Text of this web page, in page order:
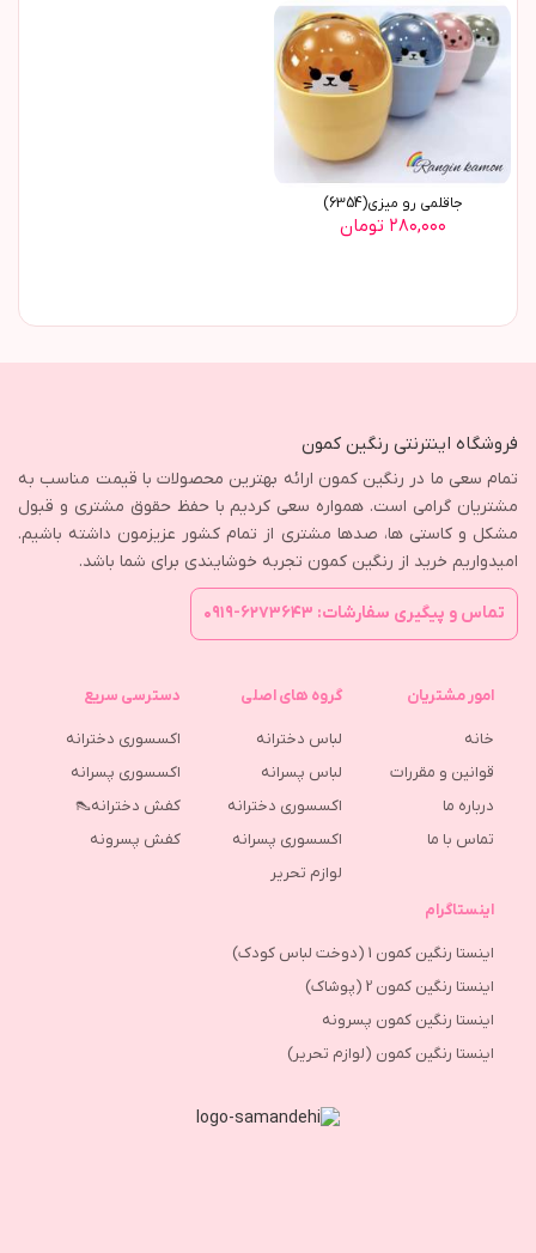
جاقلمی رو میزی(6354)
۲۸۰,۰۰۰ تومان
فروشگاه اینترنتی رنگین کمون
تمام سعی ما در رنگین کمون ارائه بهترین محصولات با قیمت مناسب به
مشتریان گرامی است. همواره سعی کردیم با حفظ حقوق مشتری و قبول
مشکل و کاستی ها، صدها مشتری از تمام کشور عزیزمون داشته باشیم.
امیدواریم خرید از رنگین کمون تجربه خوشایندی برای شما باشد.
تماس و پیگیری سفارشات: ۶۲۷۳۶۴۳-۰۹۱۹
امور مشتریان
خانه
قوانین و مقررات
درباره ما
تماس با ما
گروه های اصلی
لباس دخترانه
لباس پسرانه
اکسسوری دخترانه
اکسسوری پسرانه
لوازم تحریر
دسترسی سریع
اکسسوری دخترانه
اکسسوری پسرانه
کفش دخترانه👠
كفش پسرونه
اینستاگرام
اینستا رنگین کمون 1 (دوخت لباس کودک)
اینستا رنگین کمون 2 (پوشاک)
اینستا رنگین کمون پسرونه
اینستا رنگین کمون (لوازم تحریر)